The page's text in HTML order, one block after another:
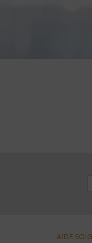
AIDE